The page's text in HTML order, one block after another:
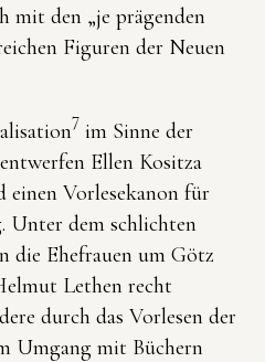
mit den „je prägenden
Figuren der Neuen
7 im Sinne der
Ellen Kositza
einen Vorlesekanon für
Unter dem schlichten
die Ehefrauen um Götz
Lethen recht
durch das Vorlesen der
Umgang mit Büchern